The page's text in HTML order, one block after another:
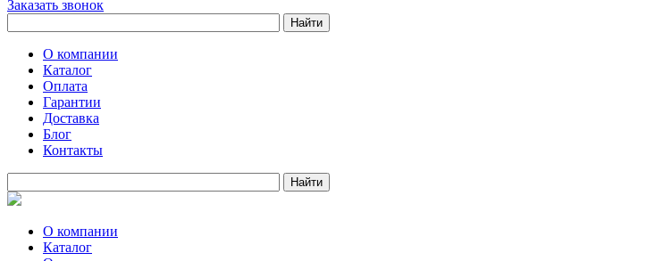
Заказать звонок
О компании
Каталог
Оплата
Гарантии
Доставка
Блог
Контакты
О компании
Каталог